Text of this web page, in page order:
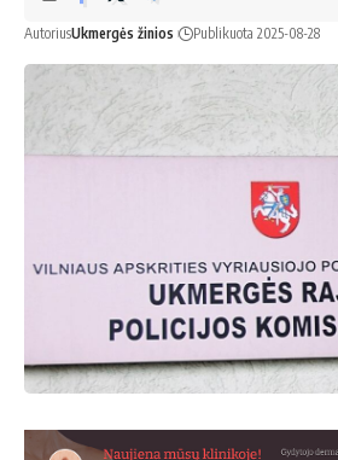
AutoriusUkmergės žinios Publikuota 2025-08-28